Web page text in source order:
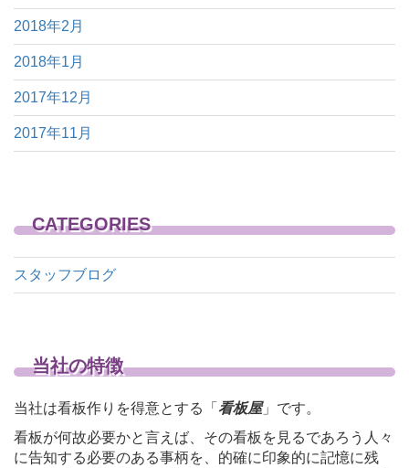
2018年2月
2018年1月
2017年12月
2017年11月
CATEGORIES
スタッフブログ
当社の特徴
当社は看板作りを得意とする「 看板屋」です。
看板が何故必要かと言えば、その看板を見るであろう人々
に告知する必要のある事柄を、的確に印象的に記憶に残